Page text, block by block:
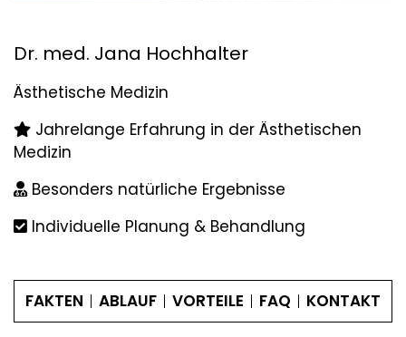
Dr. med. Jana Hochhalter
Ästhetische Medizin
Jahrelange Erfahrung in der Ästhetischen
Medizin
Besonders natürliche Ergebnisse
Individuelle Planung & Behandlung
FAKTEN ABLAUF VORTEILE FAQ KONTAKT